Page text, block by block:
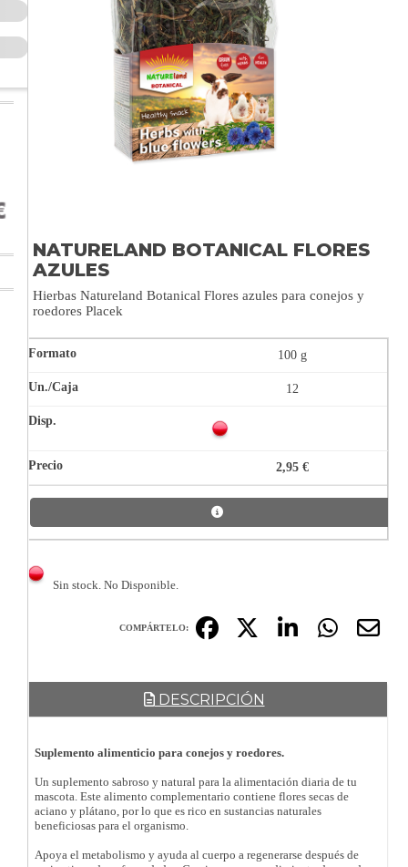
NATURELAND BOTANICAL FLORES
AZULES
Hierbas Natureland Botanical Flores azules para conejos y
roedores Placek
100 g
12
2,95 €
Sin stock. No Disponible.
COMPÁRTELO:
DESCRIPCIÓN
Suplemento alimenticio para conejos y roedores.
Un suplemento sabroso y natural para la alimentación diaria de tu
mascota. Este alimento complementario contiene flores secas de
aciano y plátano, por lo que es rico en sustancias naturales
beneficiosas para el organismo.
Apoya el metabolismo y ayuda al cuerpo a regenerarse después de